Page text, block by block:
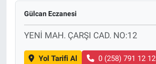
Gülcan Eczanesi
YENİ MAH. ÇARŞI CAD. NO:12
Yol Tarifi Al 0 (258) 791 12 12